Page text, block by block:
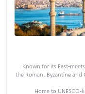
Known for its East-
the Roman, Byzantine
Home to